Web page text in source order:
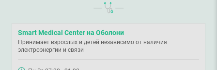
Smart Medical Center на Оболони
Принимает взрослых и детей независимо от наличия
электроэнергии и связи